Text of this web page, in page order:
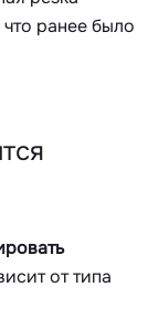
ранее было
от типа